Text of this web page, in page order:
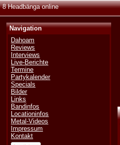
8 Headbänga online
Navigation
Dahoam
Reviews
Interviews
Live-Berichte
Termine
Partykalender
Specials
Bilder
Links
Bandinfos
Locationinfos
Metal-Videos
Impressum
Kontakt